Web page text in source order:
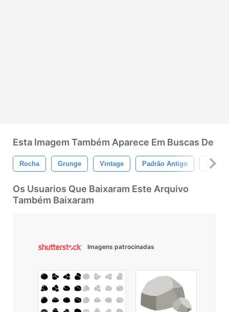
Esta Imagem Também Aparece Em Buscas De
Rocha Grunge Vintage Padrão Antigo
Os Usuarios Que Baixaram Este Arquivo
Também Baixaram
Imagens patrocinadas